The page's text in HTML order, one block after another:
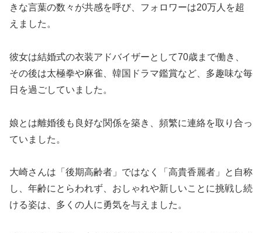
きな言葉の数々が共感を呼び、フォロワーは20万人を超
えました。
彼女は結婚式の衣装アドバイザーとして70歳まで働き、
その後は太極拳や麻雀、韓国ドラマ鑑賞など、多趣味な毎
日を過ごしていました。
娘とは離婚後も良好な関係を築き、頻繁に連絡を取り合っ
ていました。
大崎さんは「後期高齢者」ではなく「高貴香麗者」と自称
し、年齢にとらわれず、おしゃれや新しいことに挑戦し続
ける姿は、多くの人に勇気を与えました。